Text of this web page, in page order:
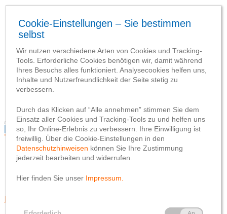
Blog
Webseite
Datenschutzhinweis
Impressum
Blog
Webseite
Impressum
Kunst & Kultur